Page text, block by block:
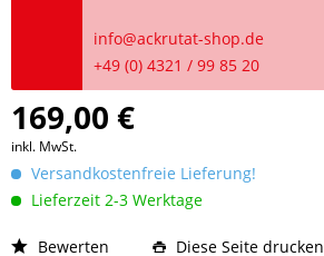
info@ackrutat-shop.de
+49 (0) 4321 / 99 85 20
169,00 €
inkl. MwSt.
Versandkostenfreie Lieferung!
Lieferzeit 2-3 Werktage
Bewerten Diese Seite drucken